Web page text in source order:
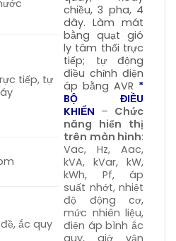
chiều, 3 pha, 4
dây. Làm mát
bằng quạt gió
ly tâm thổi trực
tiếp; tự động
điều chỉnh điện
áp bằng AVR *
BỘ ĐIỀU
KHIỂN – Chức
năng hiển thị
trên màn hình:
Vac, Hz, Aac,
kVA, kVar, kW,
kWh, Pf, áp
suất nhớt, nhiệt
độ động cơ,
mức nhiên liệu,
điện áp bình ắc
quy, giờ vận
tiếp, tự
ắc quy